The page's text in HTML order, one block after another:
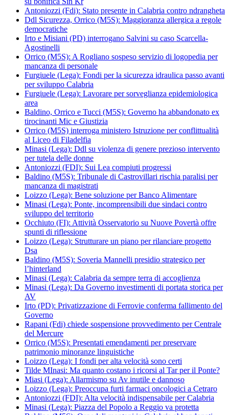
Antoniozzi (Fdi): Stato presente in Calabria contro ndrangheta
Ddl Sicurezza, Orrico (M5S): Maggioranza allergica a regole
democratiche
Irto e Misiani (PD) interrogano Salvini su caso Scarcella-
Agostinelli
Orrico (M5S): A Rogliano sospeso servizio di logopedia per
mancanza di personale
Furgiuele (Lega): Fondi per la sicurezza idraulica passo avanti
per sviluppo Calabria
Furgiuele (Lega): Lavorare per sorveglianza epidemiologica
area
Baldino, Orrico e Tucci (M5S): Governo ha abbandonato ex
tirocinanti Mic e Giustizia
Orrico (M5S) interroga ministero Istruzione per conflittualità
al Liceo di Filadelfia
Minasi (Lega): Ddl su violenza di genere prezioso intervento
per tutela delle donne
Antoniozzi (FDI): Sui Lea compiuti progressi
Baldino (M5S): Tribunale di Castrovillari rischia paralisi per
mancanza di magistrati
Loizzo (Lega): Bene soluzione per Banco Alimentare
Minasi (Lega): Ponte, incomprensibili due sindaci contro
sviluppo del territorio
Occhiuto (FI): Attività Osservatorio su Nuove Povertà offre
spunti di riflessione
Loizzo (Lega): Strutturare un piano per rilanciare progetto
Dsa
Baldino (M5S): Soveria Mannelli presidio strategico per
l’hinterland
Minasi (Lega): Calabria da sempre terra di accoglienza
Minasi (Lega): Da Governo investimenti di portata storica per
AV
Irto (PD): Privatizzazione di Ferrovie conferma fallimento del
Governo
Rapani (Fdi) chiede sospensione provvedimento per Centrale
del Mercure
Orrico (M5S): Presentati emendamenti per preservare
patrimonio minoranze linguistiche
Loizzo (Lega): I fondi per alta velocità sono certi
Tilde MInasi: Ma quanto costano i ricorsi al Tar per il Ponte?
Miasi (Lega): Allarmismo su Av inutile e dannoso
Loizzo (Lega): Preoccupa furti farmaci oncologici a Cetraro
Antoniozzi (FDI): Alta velocità indispensabile per Calabria
Minasi (Lega): Piazza del Popolo a Reggio va protetta